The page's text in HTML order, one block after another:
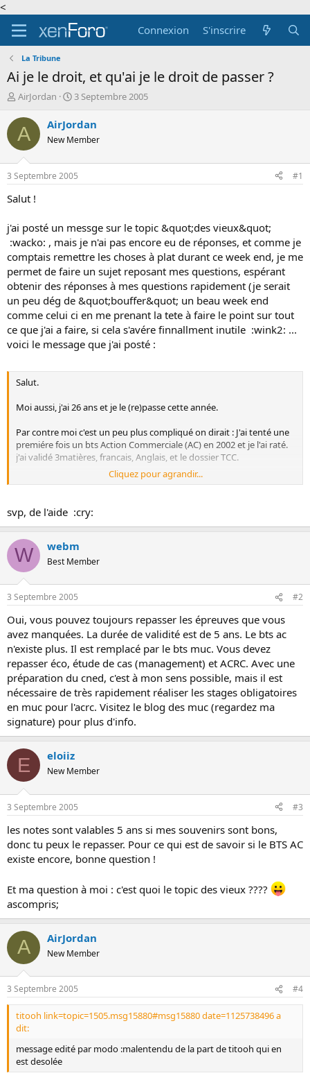
<
Connexion
S'inscrire
La Tribune
Ai je le droit, et qu'ai je le droit de passer ?
A
t
e
r
d
e
l
i
s
c
u
s
i
o
n
AirJordan
D
t
d
d
é
3 Septembre 2005
A AirJordan
New Member
3 Septembre 2005 #1
Salut !
j'ai posté un messge sur le topic &quot;des vieux&quot;
:wacko: , mais je n'ai pas encore eu de réponses, et comme je
comptais remettre les choses à plat durant ce week end, je me
permet de faire un sujet reposant mes questions, espérant
obtenir des réponses à mes questions rapidement (je serait
un peu dég de &quot;bouffer&quot; un beau week end
comme celui ci en me prenant la tete à faire le point sur tout
ce que j'ai a faire, si cela s'avére finnallment inutile :wink2: ...
voici le message que j'ai posté :
Salut.
Moi aussi, j'ai 26 ans et je le (re)passe cette année.
Par contre moi c'est un peu plus compliqué on dirait : J'ai tenté une
premiére fois un bts Action Commerciale (AC) en 2002 et je l'ai raté.
j'ai validé 3matières, francais, Anglais, et le dossier TCC.
Puis je bien repasser l'epreuve cette année ? je n'ai plus la certitude
le bts ac existe t'il encore ? je n'en ai plus l'impression depuis que je
parcours le forum (est ce que je me trompe ?) et par conséquence,
simillaire, s'il existe
Par contre je ne compte pas passer cette année avec l'aide du cned,
vu que j'ai gardé a peu prés tout mes cours et exercises, mais je
souhaite bon courage à tout ceux qui ont choisi ce moyen.
allé les vieux !!! on l'aura not bts !!!
Cliquez pour agrandir...
svp, de l'aide :cry:
W webm
Best Member
3 Septembre 2005 #2
Oui, vous pouvez toujours repasser les épreuves que vous
avez manquées. La durée de validité est de 5 ans. Le bts ac
n'existe plus. Il est remplacé par le bts muc. Vous devez
repasser éco, étude de cas (management) et ACRC. Avec une
préparation du cned, c'est à mon sens possible, mais il est
nécessaire de très rapidement réaliser les stages obligatoires
en muc pour l'acrc. Visitez le blog des muc (regardez ma
signature) pour plus d'info.
E eloiiz
New Member
3 Septembre 2005 #3
les notes sont valables 5 ans si mes souvenirs sont bons,
donc tu peux le repasser. Pour ce qui est de savoir si le BTS AC
existe encore, bonne question !
Et ma question à moi : c'est quoi le topic des vieux ????
ascompris;
A AirJordan
New Member
3 Septembre 2005 #4
titooh link=topic=1505.msg15880#msg15880 date=1125738496 a
dit:
message edité par modo :malentendu de la part de titooh qui en
est desolée